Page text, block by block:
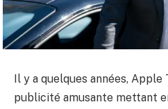
Il y a quelques années,
publicité amusante mettant